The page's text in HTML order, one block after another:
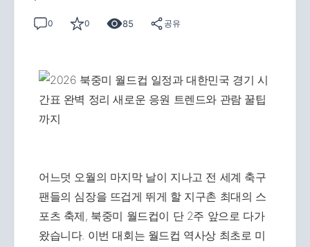
0 0 85 공유
어느덧 오월의 마지막 날이 지나고 전 세계 축구
팬들의 심장을 뜨겁게 뛰게 할 지구촌 최대의 스
포츠 축제, 북중미 월드컵이 단 2주 앞으로 다가
왔습니다. 이번 대회는 월드컵 역사상 최초로 미